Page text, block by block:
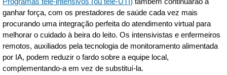
ganhar força, com os prestadores de saúde cada vez mais
procurando uma integração perfeita do atendimento virtual para
melhorar o cuidado à beira do leito. Os intensivistas e enfermeiros
remotos, auxiliados pela tecnologia de monitoramento alimentada
por IA, podem reduzir o fardo sobre a equipe local,
complementando-a em vez de substituí-la.